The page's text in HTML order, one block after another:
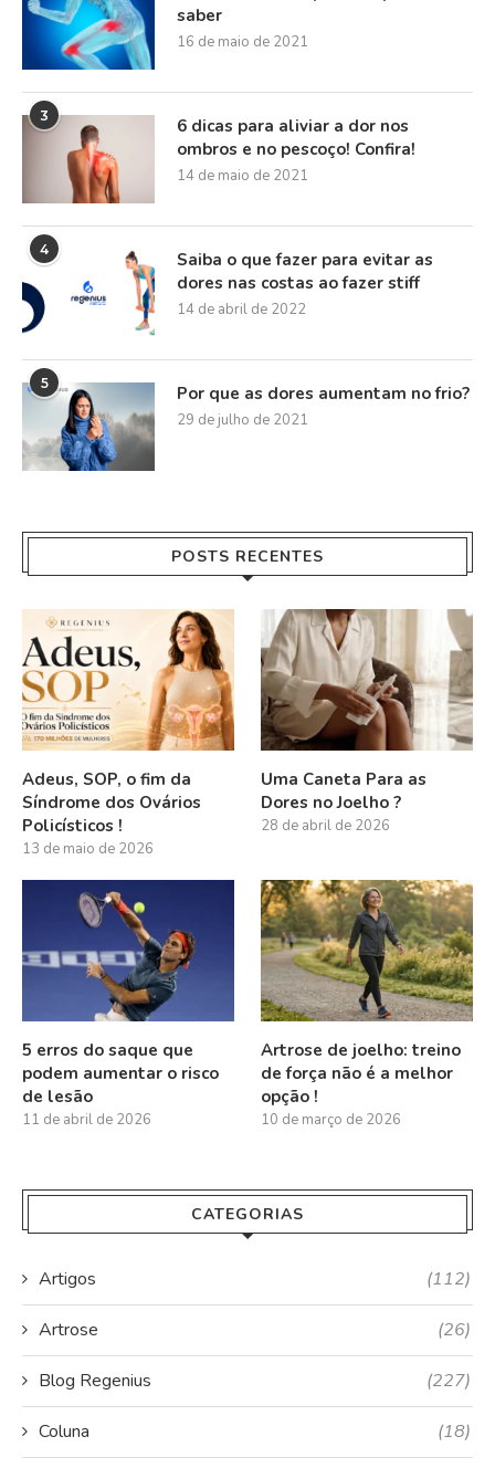
saber
16 de maio de 2021
3
6 dicas para aliviar a dor nos
ombros e no pescoço! Confira!
14 de maio de 2021
4
Saiba o que fazer para evitar as
dores nas costas ao fazer stiff
14 de abril de 2022
5 Por que as dores aumentam no frio?
29 de julho de 2021
POSTS RECENTES
Adeus, SOP, o fim da
Síndrome dos Ovários
Policísticos !
13 de maio de 2026
Uma Caneta Para as
Dores no Joelho ?
28 de abril de 2026
5 erros do saque que
podem aumentar o risco
de lesão
11 de abril de 2026
Artrose de joelho: treino
de força não é a melhor
opção !
10 de março de 2026
CATEGORIAS
Artigos (112)
Artrose (26)
Blog Regenius (227)
Coluna (18)